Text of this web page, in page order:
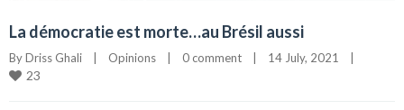
La démocratie est morte…au Brésil aussi
By Driss Ghali Opinions 0 comment 14 July, 2021
23